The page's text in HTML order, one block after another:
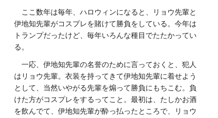
ここ数年は毎年、ハロウィンになると、リョウ先輩と
伊地知先輩がコスプレを賭けて勝負をしている。今年は
トランプだったけど、毎年いろんな種目でたたかってい
る。
一応、伊地知先輩の名誉のために言っておくと、犯人
はリョウ先輩。衣装を持ってきて伊地知先輩に着せよう
として、当然いやがる先輩を煽って勝負にもちこむ。負
けた方がコスプレをするってこと。最初は、たしかお酒
を飲んでて、伊地知先輩が酔っ払ったところで、リョウ